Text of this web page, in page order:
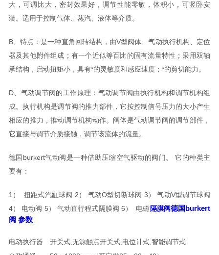
大，可调比大，密封效果好，调节性能零敏，体积小，可竖卧安
装。适用于控制气体、蒸汽、液体等介质。
B、特点：是一种直角回转结构，由V型阀体、气动执行机构、定位
器及其他附件组成；有一个近似等百比的固有流量特性；采用双轴
承结构，启动扭矩小，具有*的灵敏度和感应速度；*的剪切能力。
D、气动调节阀的工作原理：气动调节阀由执行机构和调节机构组
成。执行机构是调节阀的推力部件，它按控制信号压力的大小产生
相应的推力，推动调节机构动作。阀体是气动调节阀的调节部件，
它直接与调节介质接触，调节该流体的流量。
德国burkert气动阀是一种借助压缩空气驱动的阀门。 它的种类主
要有：
1） 扭距式汽缸球阀 2） 气动O型切断球阀 3） 气动V型调节球阀
4） 电动阀 5） 气动直行程式隔膜阀 6） 电磁隔膜阀德国burkert
阀 参数
电动执行器
开关式,无源触点开关式,电位计式,智能调节式